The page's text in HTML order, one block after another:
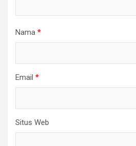
Nama *
Email *
Situs Web